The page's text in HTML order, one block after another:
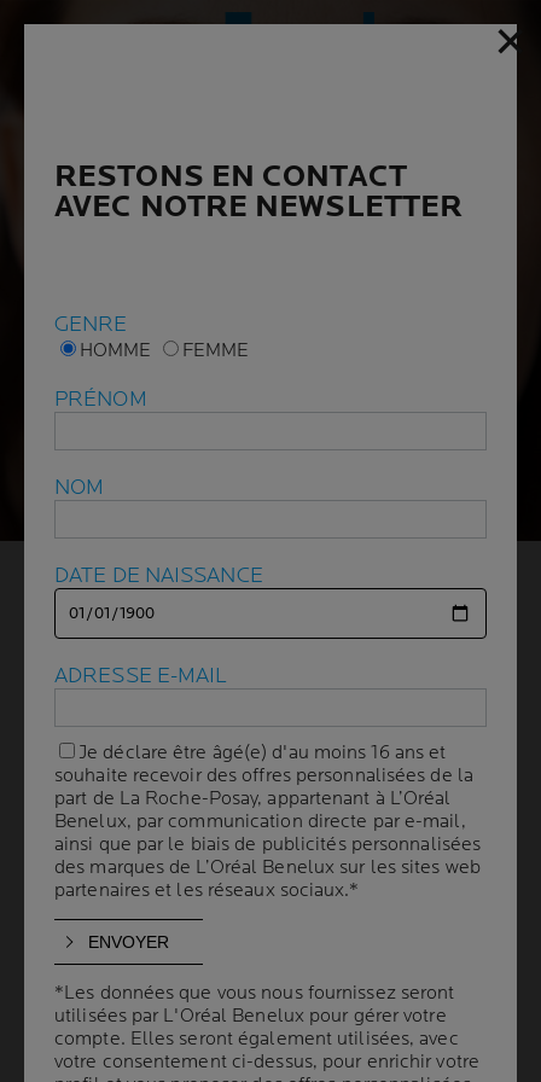
COMMENT LUTTER
CONTRE L’ECZÉMA DU
VISAGE ET DU COU ?
| By La Roche-Posay| 24 janvier 2025
L’eczéma du visage est une forme d’eczéma qui touche
principalement le front, les joues et/ou le cou. Peu
esthétiques, les plaques d’eczéma du visage
occasionnent des démangeaisons difficiles à supporter.
Il est alors tentant de se gratter, ce qui fragilise la peau
et rend le problème plus visible. Dans cet article,
retrouvez ce qu’il faut savoir sur les causes et les
symptômes de l’eczéma du visage, quelles sont les
personnes les plus susceptibles d’être atteintes par
✕
RESTONS EN CONTACT
AVEC NOTRE NEWSLETTER
GENRE
HOMME FEMME
PRÉNOM
NOM
DATE DE NAISSANCE
ADRESSE E-MAIL
Je déclare être âgé(e) d'au moins 16 ans et
souhaite recevoir des offres personnalisées de la
part de La Roche-Posay, appartenant à L’Oréal
Benelux, par communication directe par e-mail,
ainsi que par le biais de publicités personnalisées
des marques de L’Oréal Benelux sur les sites web
partenaires et les réseaux sociaux.*
*Les données que vous nous fournissez seront
utilisées par L'Oréal Benelux pour gérer votre
compte. Elles seront également utilisées, avec
votre consentement ci-dessus, pour enrichir votre
✕
RESTONS EN CONTACT
AVEC NOTRE NEWSLETTER
GENRE
HOMME FEMME
PRÉNOM
NOM
DATE DE NAISSANCE
ADRESSE E-MAIL
Je déclare être âgé(e) d'au moins 16 ans et
souhaite recevoir des offres personnalisées de la
part de La Roche-Posay, appartenant à L’Oréal
Benelux, par communication directe par e-mail,
ainsi que par le biais de publicités personnalisées
des marques de L’Oréal Benelux sur les sites web
partenaires et les réseaux sociaux.*
*Les données que vous nous fournissez seront
utilisées par L'Oréal Benelux pour gérer votre
compte. Elles seront également utilisées, avec
votre consentement ci-dessus, pour enrichir votre